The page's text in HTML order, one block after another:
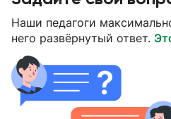
Наши педагоги
него развёрнутый ответ.